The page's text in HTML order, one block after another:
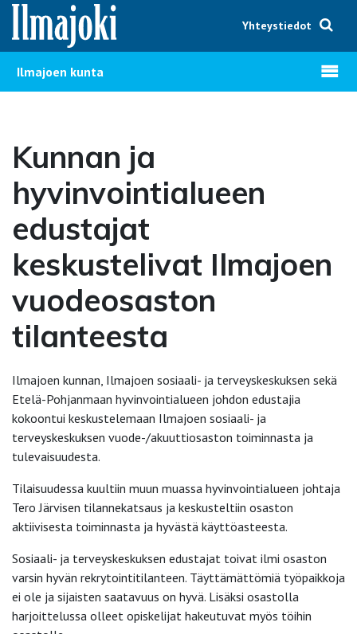
Hyppää sisältöön
Yhteystiedot
Ilmajoen kunta Avaa
Kunnan ja
hyvinvointialueen
edustajat
keskustelivat Ilmajoen
vuodeosaston
tilanteesta
Ilmajoen kunnan, Ilmajoen sosiaali- ja terveyskeskuksen sekä
Etelä-Pohjanmaan hyvinvointialueen johdon edustajia
kokoontui keskustelemaan Ilmajoen sosiaali- ja
terveyskeskuksen vuode-/akuuttiosaston toiminnasta ja
tulevaisuudesta.
Tilaisuudessa kuultiin muun muassa hyvinvointialueen johtaja
Tero Järvisen tilannekatsaus ja keskusteltiin osaston
aktiivisesta toiminnasta ja hyvästä käyttöasteesta.
Sosiaali- ja terveyskeskuksen edustajat toivat ilmi osaston
varsin hyvän rekrytointitilanteen. Täyttämättömiä työpaikkoja
ei ole ja sijaisten saatavuus on hyvä. Lisäksi osastolla
harjoittelussa olleet opiskelijat hakeutuvat myös töihin